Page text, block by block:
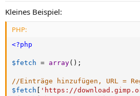
Kleines Beispiel:
PHP:
<?php
$fetch = array( ) ;
//Einträge hinzufügen, URL =
$fetch [ 'https://